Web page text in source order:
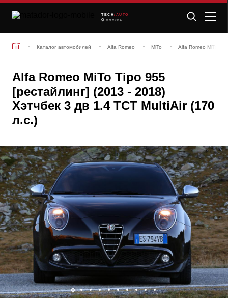
TECH /AUTO
МОСКВА
Каталог автомобилей Alfa Romeo MiTo Alfa Romeo MiTo
Alfa Romeo MiTo Tipo 955
[рестайлинг] (2013 - 2018)
Хэтчбек 3 дв 1.4 TCT MultiAir (170
л.с.)